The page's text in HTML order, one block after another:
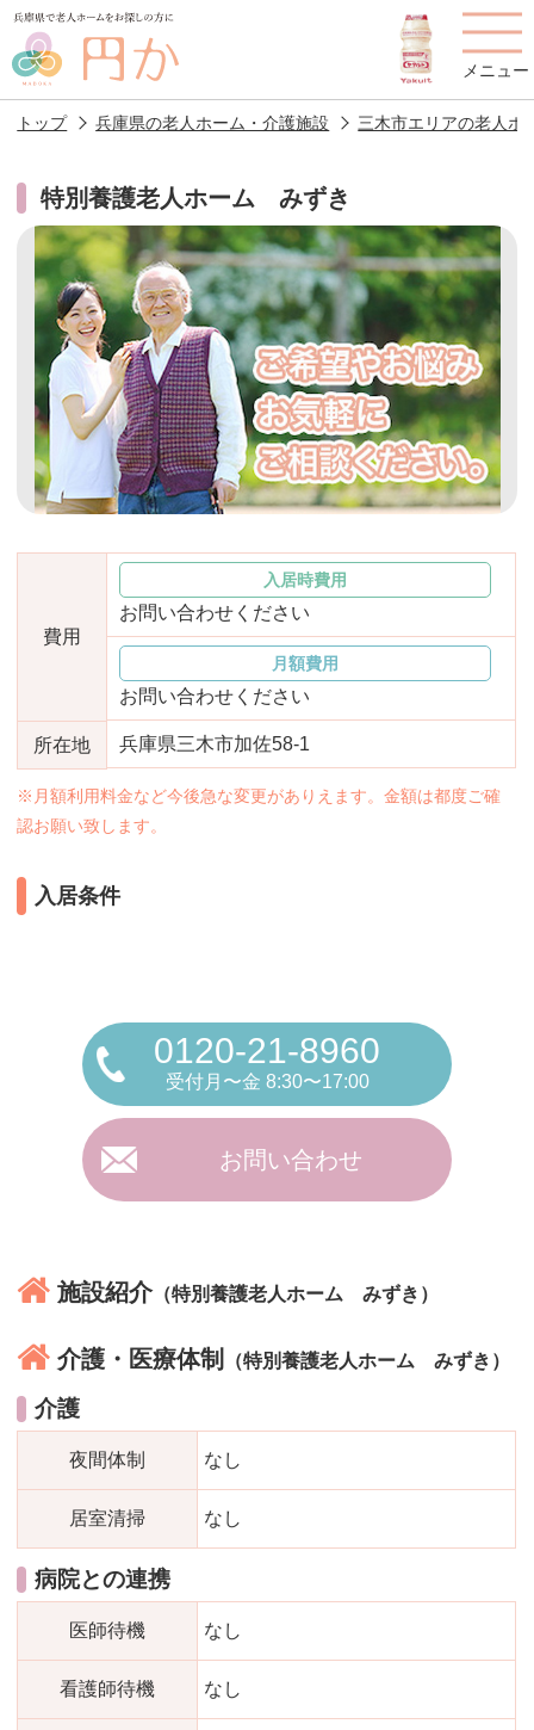
メニュー
老人ホームを
探す
円かについて 費用について
施設選びのポイント 施設をお探しの方へ
老人ホームの種類 よくあるご質問
スタッフ紹介 アクセス
相談者様の声 お役立ち情報
おすすめ施設特集 施設関係者の方へ
トップ 兵庫県の老人ホーム・介護施設 三木市エリアの老人ホ
特別養護老人ホーム みずき
費用
入居時費用
お問い合わせください
月額費用
お問い合わせください
所在地 兵庫県三木市加佐58-1
※月額利用料金など今後急な変更がありえます。金額は都度ご確
認お願い致します。
入居条件
0120-21-8960
受付月〜金 8:30〜17:00
お問い合わせ
施設紹介（特別養護老人ホーム みずき）
介護・医療体制 （特別養護老人ホーム みずき）
介護
夜間体制 なし
居室清掃 なし
病院との連携
医師待機 なし
看護師待機 なし